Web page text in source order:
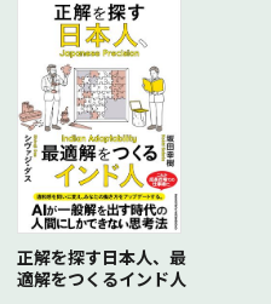
正解を探す日本人、最
適解をつくるインド人